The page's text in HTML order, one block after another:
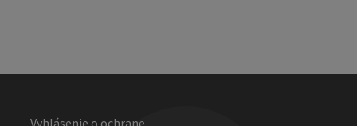
Vyhlásenie o ochrane